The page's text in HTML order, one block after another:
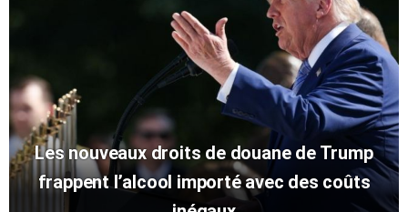
Les nouveaux droits de douane de Trump
frappent l’alcool importé avec des coûts